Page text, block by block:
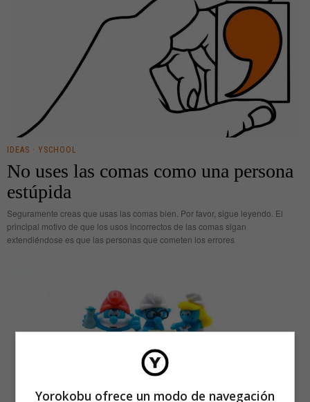
IDEAS · YSCHOOL
No uses las comas como una persona
estúpida
Seguramente creas que usas las comas bien. Por favor, sigue leyendo. El
principal motivo de que los usos incorrectos de las comas sigan
extendiéndose es que las personas que cometen los errores
Yorokobu ofrece un modo de navegación